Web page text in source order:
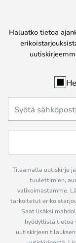
Haluatko tietoa
Tilaamalla uutiskirje
tuulettimien,
valikoimastamme.
tarkoitetut
Saat lisäksi
hyödyllistä tietoa
uutiskirjeen